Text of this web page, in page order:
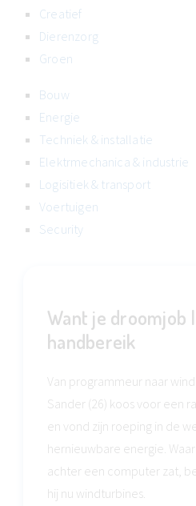
Creatief
Dierenzorg
Groen
Bouw
Energie
Techniek & installatie
Elektrmechanica & industrie
Logisitiek & transport
Voertuigen
Security
Want je droomjob
handbereik
Van programmeur naar
Sander (26) koos voor een
en vond zijn roeping in de
hernieuwbare energie.
achter een computer zat,
hij nu windturbines.